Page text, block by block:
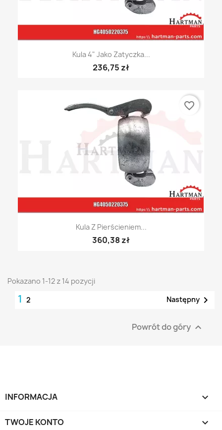
Kula 4" Jako Zatyczka...
236,75 zł
Kula Z Pierścieniem...
360,38 zł
favorite_border
Pokazano 1-12 z 14 pozycji
1 2 Następny 
Powrót do góry 
INFORMACJA 
TWOJE KONTO 